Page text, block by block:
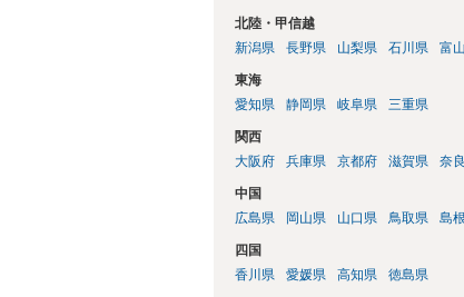
北陸・甲信越
新潟県
長野県 山梨県 石川県 富
東海
愛知県
静岡県 岐阜県 三重県
関西
大阪府
兵庫県 京都府 滋賀県 奈
中国
広島県
岡山県 山口県 鳥取県 島
四国
香川県
愛媛県 高知県 徳島県